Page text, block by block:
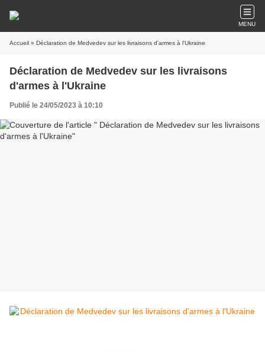
MENU
Accueil » Déclaration de Medvedev sur les livraisons d'armes à l'Ukraine
Déclaration de Medvedev sur les livraisons
d'armes à l'Ukraine
Publié le 24/05/2023 à 10:10